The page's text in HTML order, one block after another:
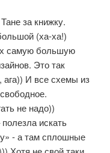
за книжку.
(ха-ха!)
самую большую
Это так
ага)) И все схемы из
не надо))
искать
- а там сплошные